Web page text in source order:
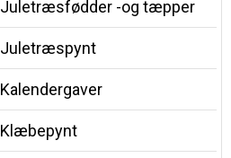
Juletræsfødder -og tæpper
Juletræspynt
Kalendergaver
Klæbepynt